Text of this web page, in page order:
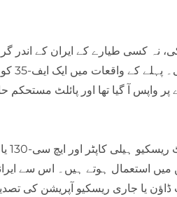
نہ کسی طیارے کے ایران کے اندر گر
کی، اور نہ ہی
واپس آ گیا تھا اور پائلٹ مستحکم
میں استعمال ہوتے ہیں۔ اس سے
یا جاری ریسکیو آپریشن کی